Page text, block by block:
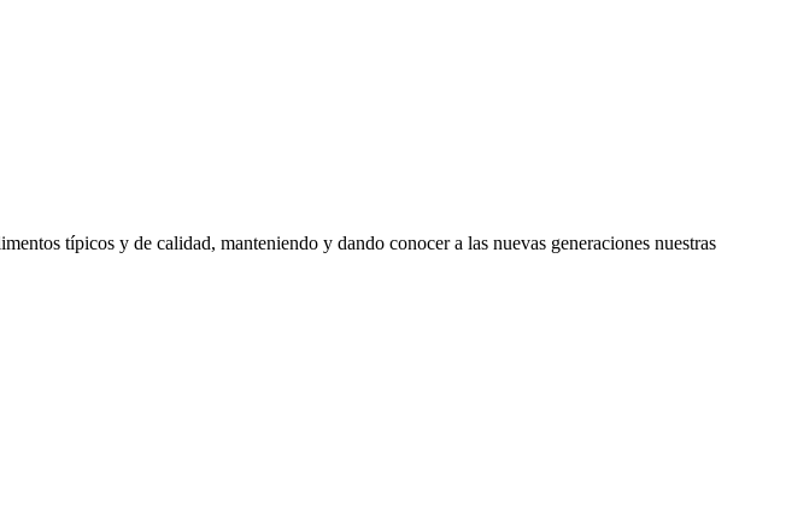
típicos y de calidad, manteniendo y dando conocer a las nuevas generaciones nuestras